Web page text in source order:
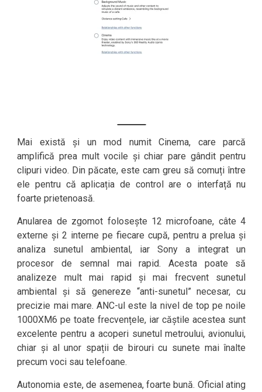
Mai există și un mod numit Cinema, care parcă
amplifică prea mult vocile și chiar pare gândit pentru
clipuri video. Din păcate, este cam greu să comuți între
ele pentru că aplicația de control are o interfață nu
foarte prietenoasă.
Anularea de zgomot folosește 12 microfoane, câte 4
externe și 2 interne pe fiecare cupă, pentru a prelua și
analiza sunetul ambiental, iar Sony a integrat un
procesor de semnal mai rapid. Acesta poate să
analizeze mult mai rapid și mai frecvent sunetul
ambiental și să genereze “anti-sunetul” necesar, cu
precizie mai mare. ANC-ul este la nivel de top pe noile
1000XM6 pe toate frecvențele, iar căștile acestea sunt
excelente pentru a acoperi sunetul metroului, avionului,
chiar și al unor spații de birouri cu sunete mai înalte
precum voci sau telefoane.
Autonomia este, de asemenea, foarte bună. Oficial ating